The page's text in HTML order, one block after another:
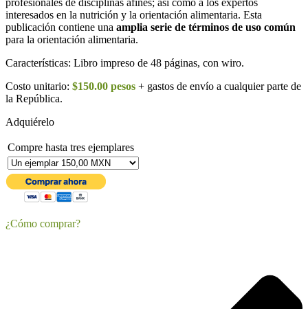
profesionales de disciplinas afines; así como a los expertos
interesados en la nutrición y la orientación alimentaria. Esta
publicación contiene una amplia serie de términos de uso común
para la orientación alimentaria.
Características: Libro impreso de 48 páginas, con wiro.
Costo unitario: $150.00 pesos + gastos de envío a cualquier parte de
la República.
Adquiérelo
Compre hasta tres ejemplares
¿Cómo comprar?